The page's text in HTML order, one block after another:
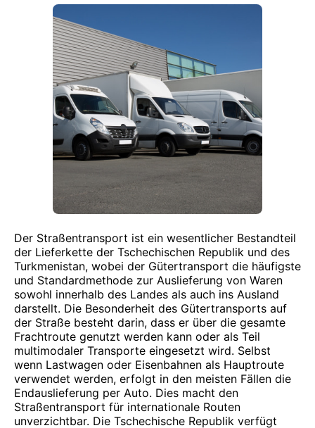
Der Straßentransport ist ein wesentlicher Bestandteil
der Lieferkette der Tschechischen Republik und des
Turkmenistan, wobei der Gütertransport die häufigste
und Standardmethode zur Auslieferung von Waren
sowohl innerhalb des Landes als auch ins Ausland
darstellt. Die Besonderheit des Gütertransports auf
der Straße besteht darin, dass er über die gesamte
Frachtroute genutzt werden kann oder als Teil
multimodaler Transporte eingesetzt wird. Selbst
wenn Lastwagen oder Eisenbahnen als Hauptroute
verwendet werden, erfolgt in den meisten Fällen die
Endauslieferung per Auto. Dies macht den
Straßentransport für internationale Routen
unverzichtbar. Die Tschechische Republik verfügt